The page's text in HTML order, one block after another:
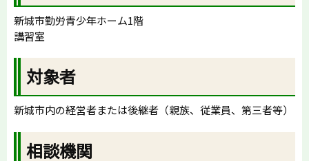
新城市勤労青少年ホーム1階
講習室
対象者
新城市内の経営者または後継者（親族、従業員、第三者等）
相談機関